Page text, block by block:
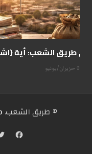
على طريق الشعب: أية
07 حزيران/يونيو
© طریق الشعب. Designed by